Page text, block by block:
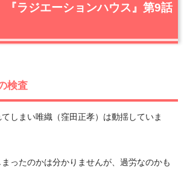
『ラジエーションハウス』第9話
検査
しまい唯織（窪田正孝）は動揺していま
ったのかは分かりませんが、過労なのかも